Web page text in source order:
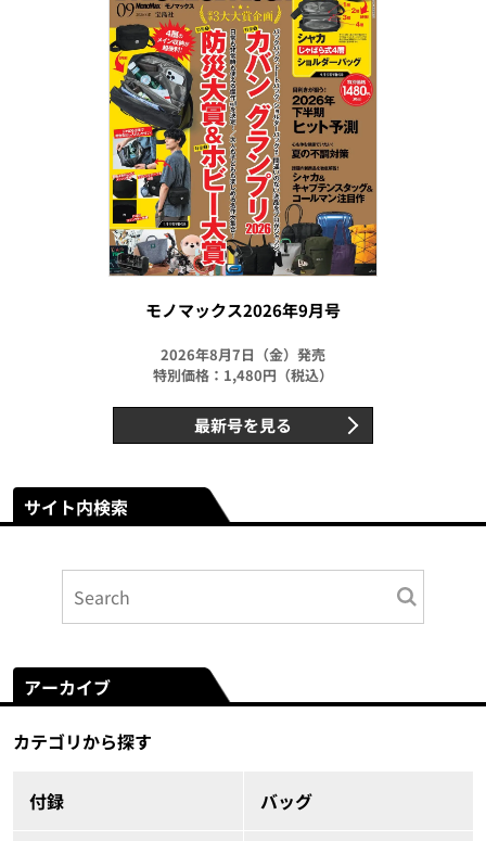
モノマックス2026年9月号
2026年8月7日（金）発売
特別価格：1,480円（税込）
最新号を見る
サイト内検索
アーカイブ
カテゴリから探す
付録 バッグ